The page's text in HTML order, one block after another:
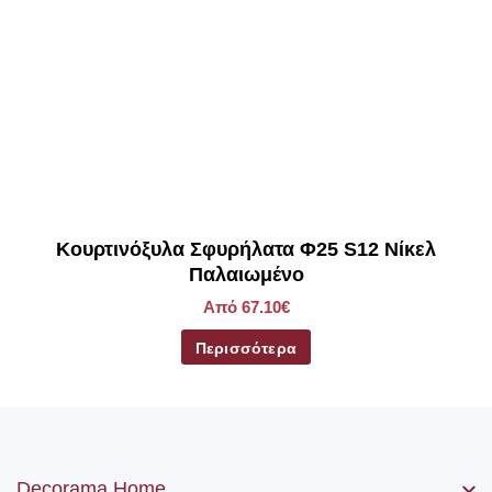
Κουρτινόξυλα Σφυρήλατα Φ25 S12 Νίκελ
Παλαιωμένο
Από 67.10€
Περισσότερα